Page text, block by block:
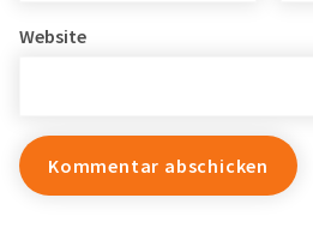
Website